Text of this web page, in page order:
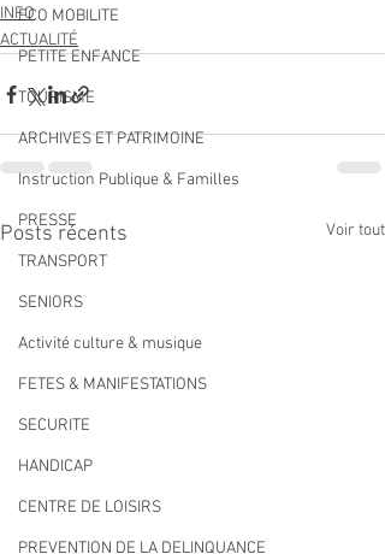
ECO MOBILITE
PETITE ENFANCE
TOURISME
ARCHIVES ET PATRIMOINE
Instruction Publique & Familles
PRESSE
TRANSPORT
SENIORS
Activité culture & musique
FETES & MANIFESTATIONS
SECURITE
HANDICAP
CENTRE DE LOISIRS
PREVENTION DE LA DELINQUANCE
INFO
ACTUALITÉ
Posts récents Voir tout